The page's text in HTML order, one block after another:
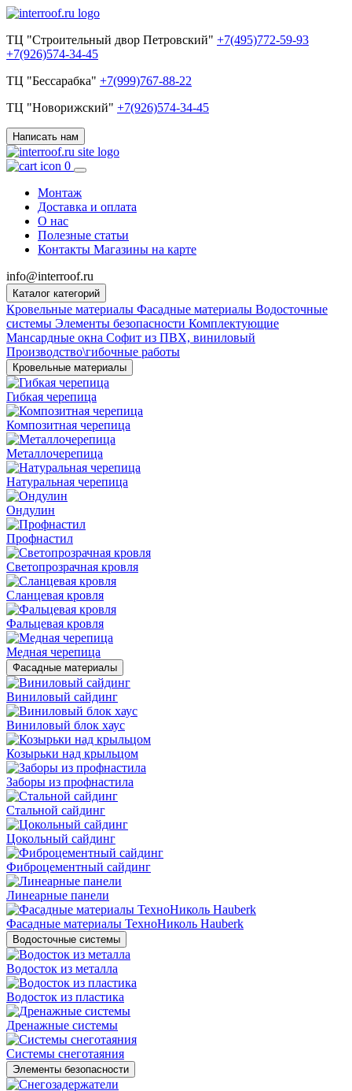
ТЦ "Строительный двор Петровский" +7(495)772-59-93
+7(926)574-34-45
ТЦ "Бессарабка" +7(999)767-88-22
ТЦ "Новорижский" +7(926)574-34-45
Написать нам
0
Монтаж
Доставка и оплата
О нас
Полезные статьи
Контакты Магазины на карте
info@interroof.ru
Каталог категорий
Кровельные материалы Фасадные материалы Водосточные
системы Элементы безопасности Комплектующие
Мансардные окна Софит из ПВХ, виниловый
Производство\гибочные работы
Кровельные материалы
Гибкая черепица
Композитная черепица
Металлочерепица
Натуральная черепица
Ондулин
Профнастил
Светопрозрачная кровля
Сланцевая кровля
Фальцевая кровля
Медная черепица
Фасадные материалы
Виниловый сайдинг
Виниловый блок хаус
Козырьки над крыльцом
Заборы из профнастила
Стальной сайдинг
Цокольный сайдинг
Фиброцементный сайдинг
Линеарные панели
Фасадные материалы ТехноНиколь Hauberk
Водосточные системы
Водосток из металла
Водосток из пластика
Дренажные системы
Системы снеготаяния
Элементы безопасности